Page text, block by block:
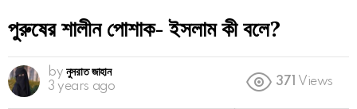
পুরুষের শালীন পোশাক- ইসলাম কী বলে?
by নুসরাত জাহান
3 years ago
371 Views